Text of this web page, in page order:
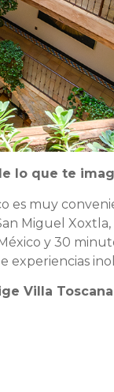
lo que te
es muy
Miguel
y 30
experiencias
Villa